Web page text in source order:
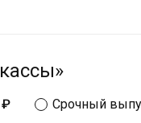
₽ Срочный